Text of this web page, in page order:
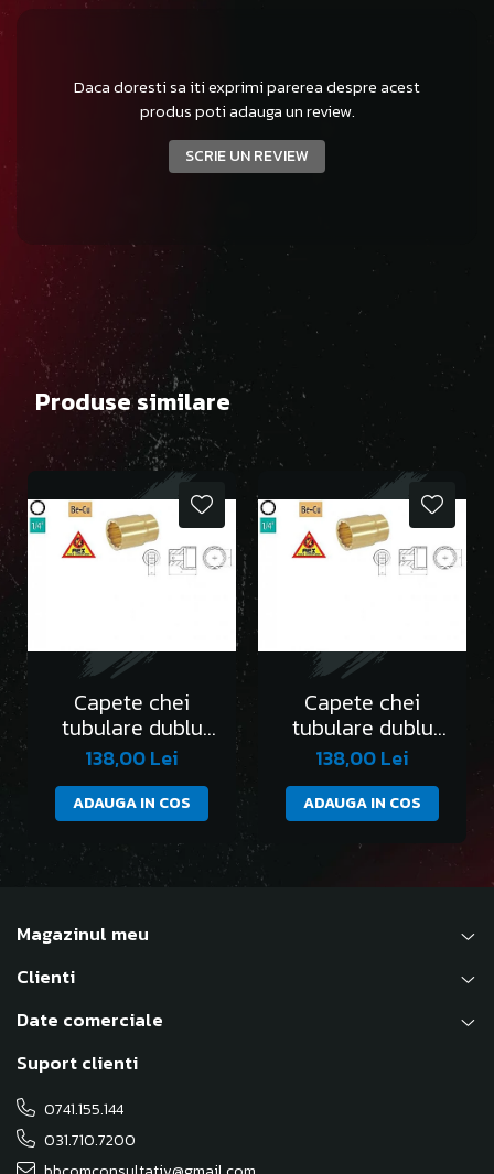
Daca doresti sa iti exprimi parerea despre acest
produs poti adauga un review.
SCRIE UN REVIEW
Produse similare
Capete chei
tubulare dublu
hexagon 1/4” DH -
AEX-4mm
138,00 Lei
ADAUGA IN COS
Capete chei
tubulare dublu
hexagon 1/4” DH -
AEX-4.5mm
138,00 Lei
ADAUGA IN COS
Magazinul meu
Clienti
Date comerciale
Suport clienti
0741.155.144
031.710.7200